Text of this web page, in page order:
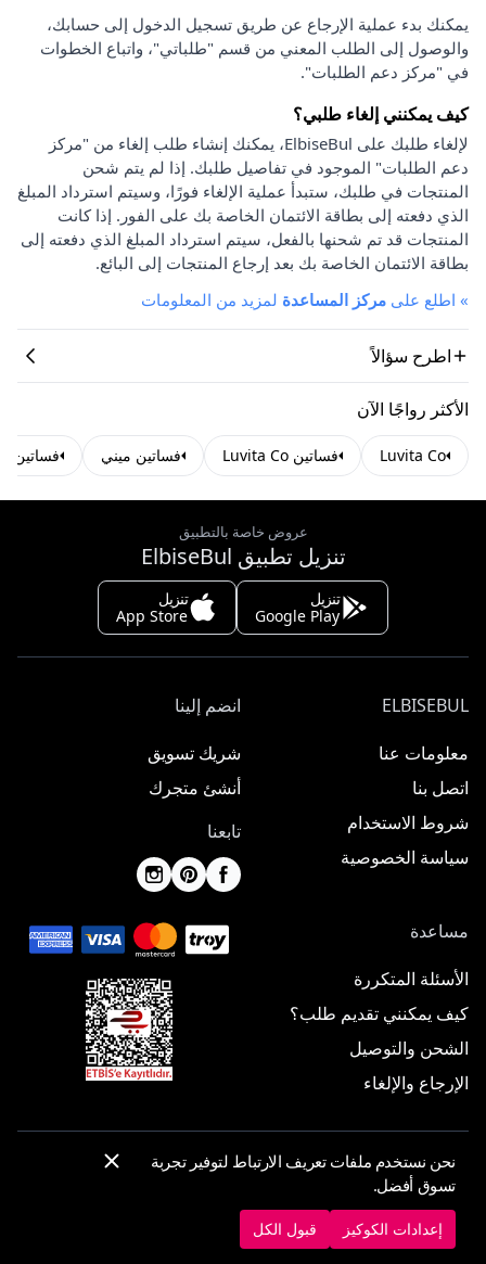
يمكنك بدء عملية الإرجاع عن طريق تسجيل الدخول إلى حسابك،
والوصول إلى الطلب المعني من قسم "طلباتي"، واتباع الخطوات
في "مركز دعم الطلبات".
كيف يمكنني إلغاء طلبي؟
لإلغاء طلبك على ElbiseBul، يمكنك إنشاء طلب إلغاء من "مركز
دعم الطلبات" الموجود في تفاصيل طلبك. إذا لم يتم شحن
المنتجات في طلبك، ستبدأ عملية الإلغاء فورًا، وسيتم استرداد المبلغ
الذي دفعته إلى بطاقة الائتمان الخاصة بك على الفور. إذا كانت
المنتجات قد تم شحنها بالفعل، سيتم استرداد المبلغ الذي دفعته إلى
بطاقة الائتمان الخاصة بك بعد إرجاع المنتجات إلى البائع.
» اطلع على مركز المساعدة لمزيد من المعلومات
اطرح سؤالاً
الأكثر رواجًا الآن
Luvita Co فساتين Luvita Co فساتين ميني فساتين
عروض خاصة بالتطبيق
تنزيل تطبيق ElbiseBul
تنزيل
Google Play
تنزيل
App Store
ELBISEBUL
معلومات عنا
اتصل بنا
شروط الاستخدام
سياسة الخصوصية
انضم إلينا
شريك تسويق
أنشئ متجرك
تابعنا
مساعدة
الأسئلة المتكررة
كيف يمكنني تقديم طلب؟
الشحن والتوصيل
الإرجاع والإلغاء
إعدادات الكوكيز
نحن نستخدم ملفات تعريف الارتباط لتوفير تجربة
تسوق أفضل.
إعدادات الكوكيز قبول الكل